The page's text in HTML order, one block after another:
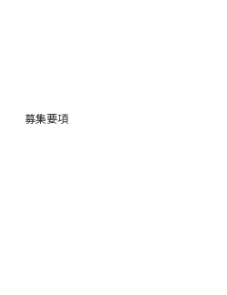
募集要項